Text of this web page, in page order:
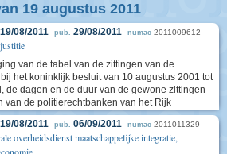
19 augustus 2011
19/08/2011 pub. 29/08/2011 numac 2011009612
van de tabel van de zittingen van de
het koninklijk besluit van 10 augustus 2001 tot
de dagen en de duur van de gewone zittingen
van de politierechtbanken van het Rijk
19/08/2011 pub. 06/09/2011 numac 2011011329
overheidsdienst maatschappelijke integratie,